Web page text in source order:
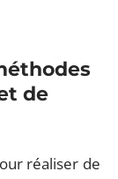
de
réaliser de